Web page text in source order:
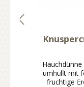
umhüllt mit
fruchtige